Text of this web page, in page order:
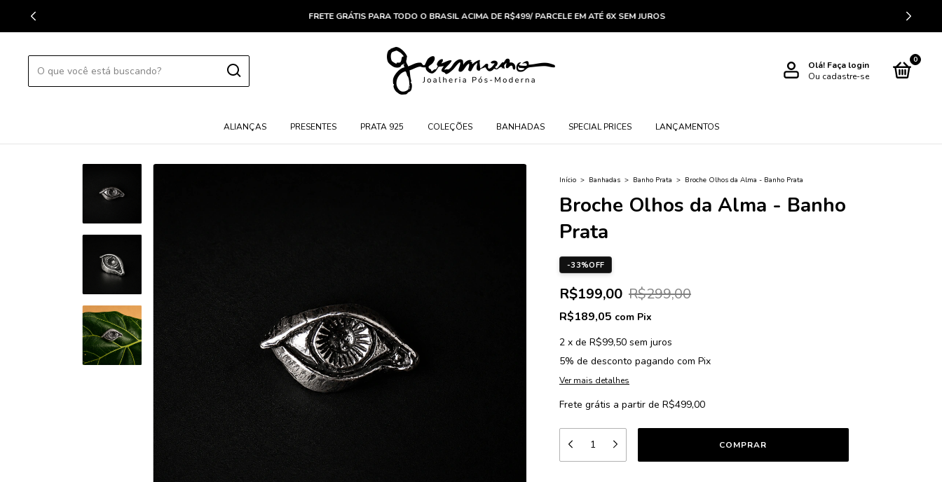
FRETE GRÁTIS PARA TODO O BRASIL ACIMA DE R$499/ PARCELE EM ATÉ 6X SEM JUROS
Olá! Faça login
Ou cadastre-se
0
ALIANÇAS PRESENTES PRATA 925 COLEÇÕES BANHADAS SPECIAL PRICES LANÇAMENTOS
Início > Banhadas > Banho Prata > Broche Olhos da Alma - Banho Prata
Broche Olhos da Alma - Banho
Prata
-33%OFF
R$199,00 R$299,00
R$189,05 com Pix
2 x de R$99,50 sem juros
5% de desconto pagando com Pix
Ver mais detalhes
Frete grátis a partir de R$499,00